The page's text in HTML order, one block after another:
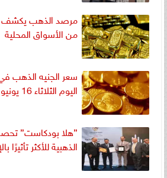
مرصد الذهب يكشف
من الأسواق المحلية
سعر الجنيه الذهب
اليوم الثلاثاء 16 يونيو 2026
الذهبية للأكثر تأثيرًا